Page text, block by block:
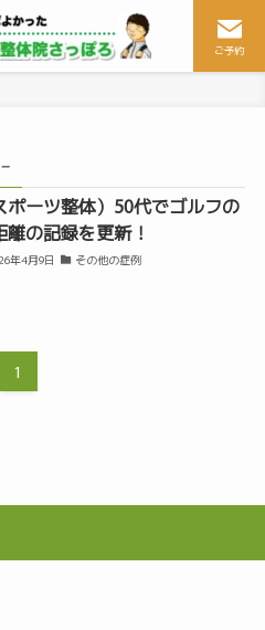
ご予約
ポーツ整体）50代でゴルフの
離の記録を更新！
年4月9日 その他の症例
1